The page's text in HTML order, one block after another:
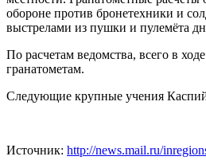
обороне против бронетехники и
выстрелами из пушки и пулемёта
По расчетам ведомства, всего в
гранатометам.
Следующие крупные учения
Источник: http://news.mail.ru/